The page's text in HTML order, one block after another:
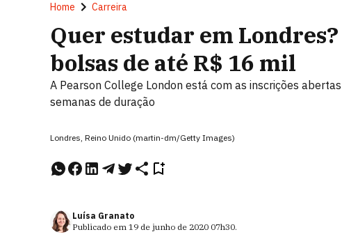
Home Carreira
Quer estudar em
bolsas de até R$ 16 mil
A Pearson College London está com as inscrições
semanas de duração
Londres, Reino Unido (martin-dm/Getty Images)
Luísa Granato
Publicado em 19 de junho de 2020 07h30.